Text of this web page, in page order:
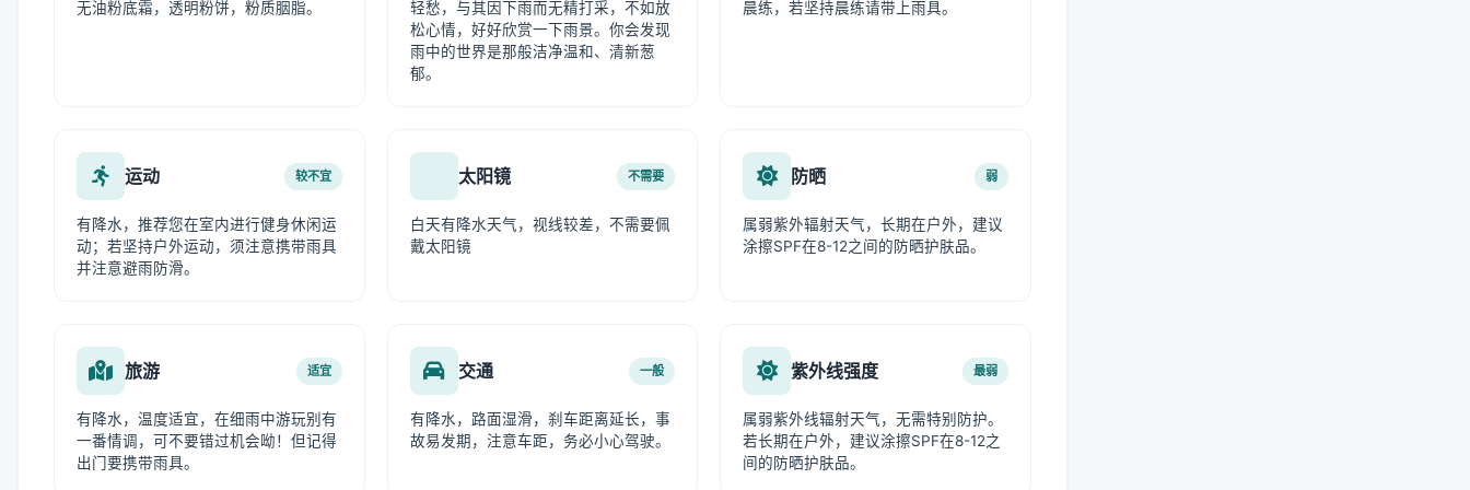
无油粉底霜，透明粉饼，粉质胭脂。
轻愁，与其因下雨而无精打采，不如放
松心情，好好欣赏一下雨景。你会发现
雨中的世界是那般洁净温和、清新葱
郁。
晨练，若坚持晨练请带上雨具。
运动 较不宜
有降水，推荐您在室内进行健身休闲运
动；若坚持户外运动，须注意携带雨具
并注意避雨防滑。
太阳镜 不需要
白天有降水天气，视线较差，不需要佩
戴太阳镜
防晒 弱
属弱紫外辐射天气，长期在户外，建议
涂擦SPF在8-12之间的防晒护肤品。
旅游 适宜
有降水，温度适宜，在细雨中游玩别有
一番情调，可不要错过机会呦！但记得
出门要携带雨具。
交通 一般
有降水，路面湿滑，刹车距离延长，事
故易发期，注意车距，务必小心驾驶。
紫外线强度 最弱
属弱紫外线辐射天气，无需特别防护。
若长期在户外，建议涂擦SPF在8-12之
间的防晒护肤品。